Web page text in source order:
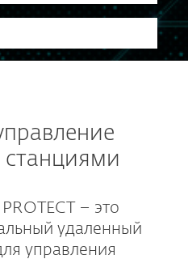
– это
удаленный
управления